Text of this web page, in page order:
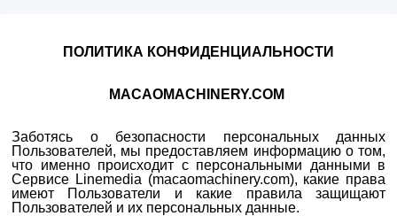
ПОЛИТИКА КОНФИДЕНЦИАЛЬНОСТИ
MACAOMACHINERY.COM
Заботясь о безопасности персональных данных
Пользователей, мы предоставляем информацию о том,
что именно происходит с персональными данными в
Сервисе Linemedia (macaomachinery.com), какие права
имеют Пользователи и какие правила защищают
Пользователей и их персональных данные.